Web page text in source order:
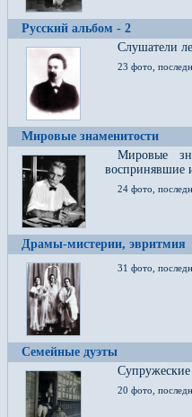
Русский альбом - 2
Cлушатели
23 фото,
Мировые знаменитости
Мировые
воспринявшие
24 фото,
Драмы-мистерии, эвритмия
31 фото,
Семейные дуэты
20 фото,